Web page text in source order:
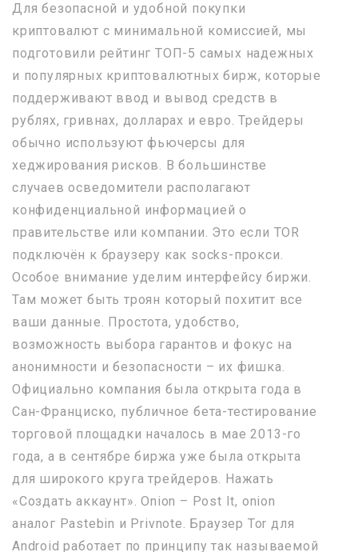
Для безопасной и удобной покупки
криптовалют с минимальной комиссией, мы
подготовили рейтинг ТОП-5 самых надежных
и популярных криптовалютных бирж, которые
поддерживают ввод и вывод средств в
рублях, гривнах, долларах и евро. Трейдеры
обычно используют фьючерсы для
хеджирования рисков. В большинстве
случаев осведомители располагают
конфиденциальной информацией о
правительстве или компании. Это если TOR
подключён к браузеру как socks-прокси.
Особое внимание уделим интерфейсу биржи.
Там может быть троян который похитит все
ваши данные. Простота, удобство,
возможность выбора гарантов и фокус на
анонимности и безопасности – их фишка.
Официально компания была открыта года в
Сан-Франциско, публичное бета-тестирование
торговой площадки началось в мае 2013-го
года, а в сентябре биржа уже была открыта
для широкого круга трейдеров. Нажать
«Создать аккаунт». Onion – Post It, onion
аналог Pastebin и Privnote. Браузер Tor для
Android работает по принципу так называемой